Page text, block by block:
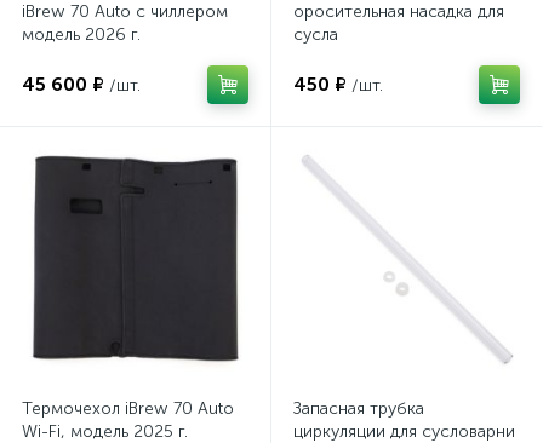
iBrew 70 Auto с чиллером
модель 2026 г.
45 600 ₽ /шт.
оросительная насадка для
сусла
450 ₽ /шт.
Термочехол iBrew 70 Auto
Wi-Fi, модель 2025 г.
Запасная трубка
циркуляции для сусловарни